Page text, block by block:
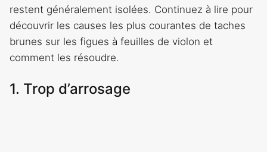
restent généralement isolées. Continuez à lire pour
découvrir les causes les plus courantes de taches
brunes sur les figues à feuilles de violon et
comment les résoudre.
1. Trop d’arrosage